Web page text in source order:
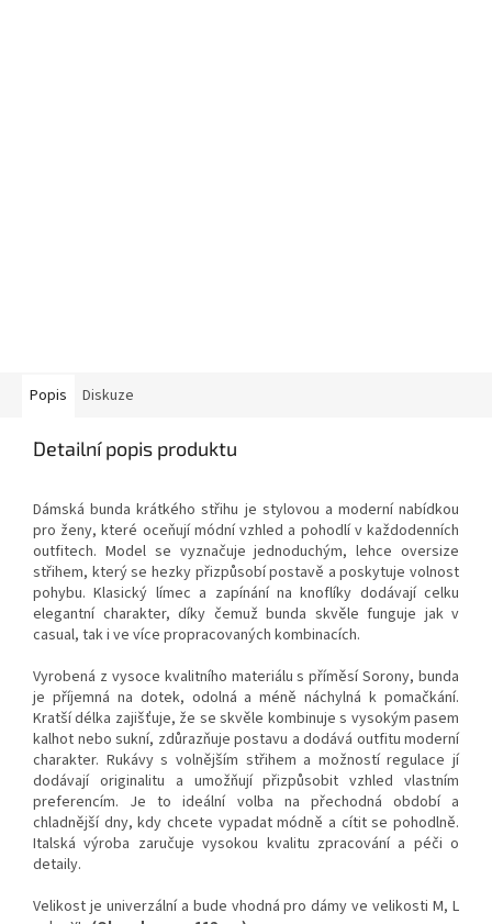
Popis Diskuze
Detailní popis produktu
Dámská bunda krátkého střihu je stylovou a moderní nabídkou
pro ženy, které oceňují módní vzhled a pohodlí v každodenních
outfitech. Model se vyznačuje jednoduchým, lehce oversize
střihem, který se hezky přizpůsobí postavě a poskytuje volnost
pohybu. Klasický límec a zapínání na knoflíky dodávají celku
elegantní charakter, díky čemuž bunda skvěle funguje jak v
casual, tak i ve více propracovaných kombinacích.
Vyrobená z vysoce kvalitního materiálu s příměsí Sorony, bunda
je příjemná na dotek, odolná a méně náchylná k pomačkání.
Kratší délka zajišťuje, že se skvěle kombinuje s vysokým pasem
kalhot nebo sukní, zdůrazňuje postavu a dodává outfitu moderní
charakter. Rukávy s volnějším střihem a možností regulace jí
dodávají originalitu a umožňují přizpůsobit vzhled vlastním
preferencím. Je to ideální volba na přechodná období a
chladnější dny, kdy chcete vypadat módně a cítit se pohodlně.
Italská výroba zaručuje vysokou kvalitu zpracování a péči o
detaily.
Velikost je univerzální a bude vhodná pro dámy ve velikosti M, L